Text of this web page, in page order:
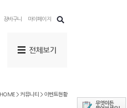
장바구니 마이페이지
HOME > 커뮤니티 > 이벤트현황